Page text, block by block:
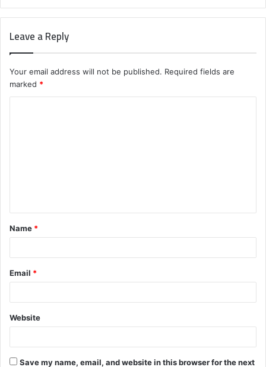
Leave a Reply
Your email address will not be published. Required fields are
marked *
t
*
Name *
Email *
Website
Save my name, email, and website in this browser for the next